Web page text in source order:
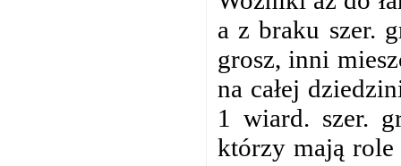
a z braku szer.
grosz, inni
na całej
1 wiard. szer.
którzy mają role